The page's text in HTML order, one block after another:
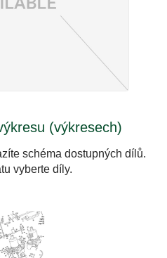
(výkresech)
schéma dostupných dílů.
vyberte díly.